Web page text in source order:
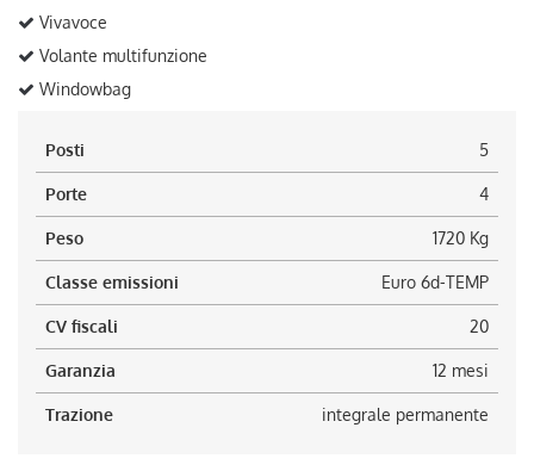
Vivavoce
Volante multifunzione
Windowbag
Posti 5
Porte 4
Peso 1720 Kg
Classe emissioni Euro 6d-TEMP
CV fiscali 20
Garanzia 12 mesi
Trazione integrale permanente